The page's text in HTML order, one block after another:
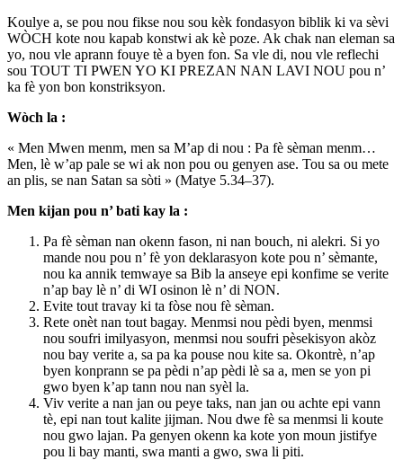
Koulye a, se pou nou fikse nou sou kèk fondasyon biblik ki va sèvi
WÒCH kote nou kapab konstwi ak kè poze. Ak chak nan eleman sa
yo, nou vle aprann fouye tè a byen fon. Sa vle di, nou vle reflechi
sou TOUT TI PWEN YO KI PREZAN NAN LAVI NOU pou n’
ka fè yon bon konstriksyon.
Wòch la :
« Men Mwen menm, men sa M’ap di nou : Pa fè sèman menm…
Men, lè w’ap pale se wi ak non pou ou genyen ase. Tou sa ou mete
an plis, se nan Satan sa sòti » (Matye 5.34–37).
Men kijan pou n’ bati kay la :
Pa fè sèman nan okenn fason, ni nan bouch, ni alekri. Si yo
mande nou pou n’ fè yon deklarasyon kote pou n’ sèmante,
nou ka annik temwaye sa Bib la anseye epi konfime se verite
n’ap bay lè n’ di WI osinon lè n’ di NON.
Evite tout travay ki ta fòse nou fè sèman.
Rete onèt nan tout bagay. Menmsi nou pèdi byen, menmsi
nou soufri imilyasyon, menmsi nou soufri pèsekisyon akòz
nou bay verite a, sa pa ka pouse nou kite sa. Okontrè, n’ap
byen konprann se pa pèdi n’ap pèdi lè sa a, men se yon pi
gwo byen k’ap tann nou nan syèl la.
Viv verite a nan jan ou peye taks, nan jan ou achte epi vann
tè, epi nan tout kalite jijman. Nou dwe fè sa menmsi li koute
nou gwo lajan. Pa genyen okenn ka kote yon moun jistifye
pou li bay manti, swa manti a gwo, swa li piti.